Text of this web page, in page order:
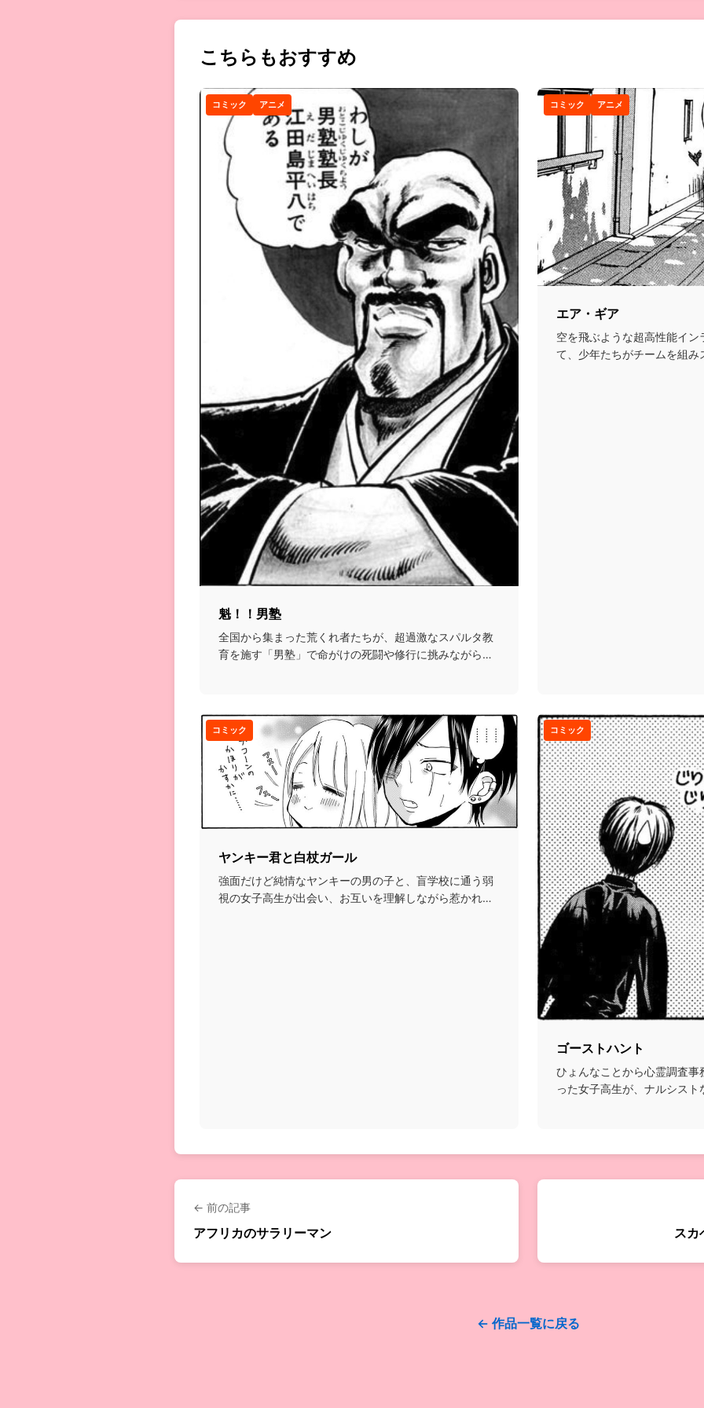
こちらもおすすめ
コミック アニメ
魁！！男塾
全国から集まった荒くれ者たちが、超過激なスパルタ教
育を施す「男塾」で命がけの死闘や修行に挑みながら男
コミック アニメ
エア・ギア
空を飛ぶような超高性能イン
て、少年たちがチームを組み
コミック
ヤンキー君と白杖ガール
強面だけど純情なヤンキーの男の子と、盲学校に通う弱
視の女子高生が出会い、お互いを理解しながら惹かれ合
コミック
ゴーストハント
ひょんなことから心霊調査
った女子高生が、ナルシスト
← 前の記事
アフリカのサラリーマン スカ
← 作品一覧に戻る